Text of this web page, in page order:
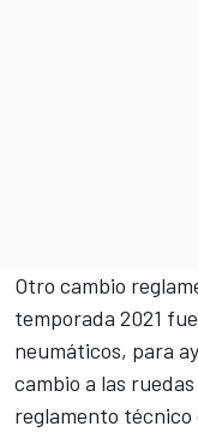
Otro cambio
temporada 2021
neumáticos, para
cambio a las
reglamento técnico